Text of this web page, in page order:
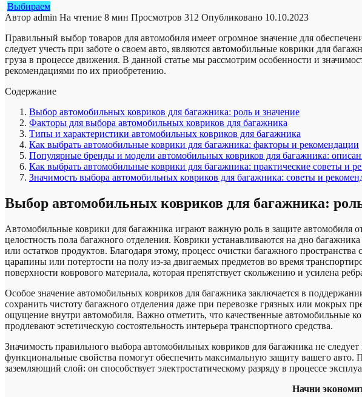
Выбираем
Автор admin На чтение 8 мин Просмотров 312 Опубликовано 10.10.2023
Правильный выбор товаров для автомобиля имеет огромное значение для
следует учесть при заботе о своем авто, являются автомобильные коврики для
груза в процессе движения. В данной статье мы рассмотрим особенности и
рекомендациями по их приобретению.
Содержание
Выбор автомобильных ковриков для багажника: роль и значение
Факторы для выбора автомобильных ковриков для багажника
Типы и характеристики автомобильных ковриков для багажника
Как выбрать автомобильные коврики для багажника: факторы и рекомендации
Популярные бренды и модели автомобильных ковриков для багажника:
Как выбрать автомобильные коврики для багажника: практические советы и
Значимость выбора автомобильных ковриков для багажника: советы и
Выбор автомобильных ковриков для багажника:
Автомобильные коврики для багажника играют важную роль в защите автомобиля
целостность пола багажного отделения. Коврики устанавливаются на дно
или остатков продуктов. Благодаря этому, процесс очистки багажного
царапины или потертости на полу из-за двигаемых предметов во время
поверхности коврового материала, которая препятствует скольжению и усилена
Особое значение автомобильных ковриков для багажника заключается в
сохранить чистоту багажного отделения даже при перевозке грязных или мокрых
ощущение внутри автомобиля. Важно отметить, что качественные автомобильные
продлевают эстетическую состоятельность интерьера транспортного средства.
Значимость правильного выбора автомобильных ковриков для багажника не
функциональные свойства помогут обеспечить максимальную защиту вашего
заземляющий слой: он способствует электростатическому разряду в процессе
Начни